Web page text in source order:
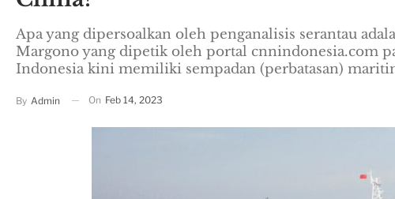
Apa yang dipersoalkan oleh penganalisis serantau
Margono yang dipetik oleh portal cnnindonesia.com
Indonesia kini memiliki sempadan (perbatasan)
By Admin On Feb 14, 2023